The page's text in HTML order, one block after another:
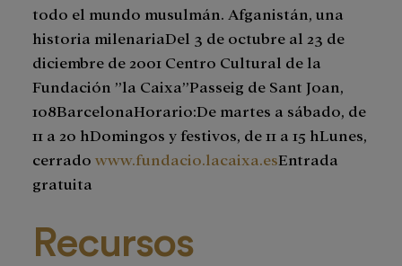
todo el mundo musulmán. Afganistán, una
historia milenariaDel 3 de octubre al 23 de
diciembre de 2001 Centro Cultural de la
Fundación ”la Caixa”Passeig de Sant Joan,
108BarcelonaHorario:De martes a sábado, de
11 a 20 hDomingos y festivos, de 11 a 15 hLunes,
cerrado www.fundacio.lacaixa.esEntrada
gratuita
Recursos